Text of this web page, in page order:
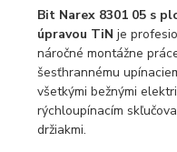
Bit Narex 8301 05 s
úpravou TiN je
náročné montážne
šesťhrannému
všetkými bežnými
rýchloupínacím
držiakmi.